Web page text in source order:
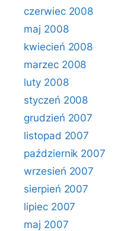
czerwiec 2008
maj 2008
kwiecień 2008
marzec 2008
luty 2008
styczeń 2008
grudzień 2007
listopad 2007
październik 2007
wrzesień 2007
sierpień 2007
lipiec 2007
maj 2007